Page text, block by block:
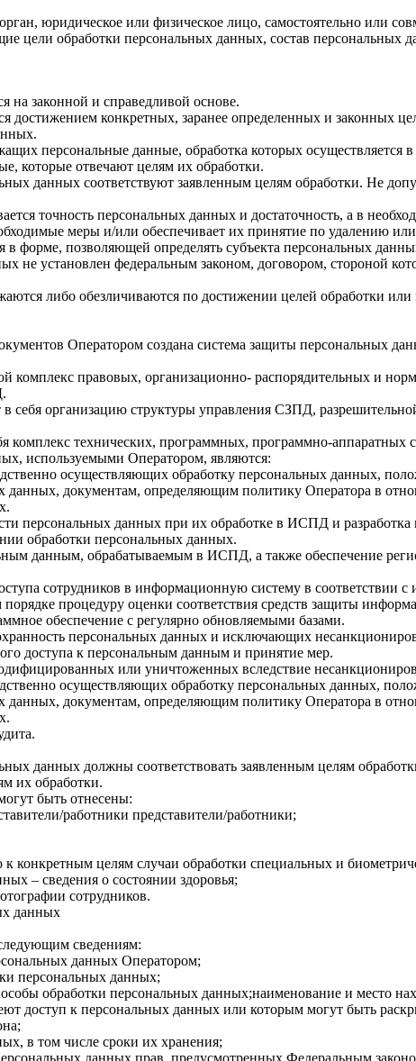
юридическое или физическое лицо, самостоятельно или
цели обработки персональных данных, состав персональных
на законной и справедливой основе.
достижением конкретных, заранее определенных и законных
персональные данные, обработка которых осуществляется
которые отвечают целям их обработки.
данных соответствуют заявленным целям обработки. Не
точность персональных данных и достаточность, а в
меры и/или обеспечивает их принятие по удалению
форме, позволяющей определять субъекта персональных
не установлен федеральным законом, договором, стороной
либо обезличиваются по достижении целей обработки
Оператором создана система защиты персональных
комплекс правовых, организационно- распорядительных и
себя организацию структуры управления СЗПД,
комплекс технических, программных, программно-
используемыми Оператором, являются:
осуществляющих обработку персональных данных,
данных, документам, определяющим политику Оператора в
персональных данных при их обработке в ИСПД и
обработки персональных данных.
данным, обрабатываемым в ИСПД, а также обеспечение
сотрудников в информационную систему в соответствии
процедуру оценки соответствия средств защиты
обеспечение с регулярно обновляемыми базами.
персональных данных и исключающих
доступа к персональным данным и принятие мер.
или уничтоженных вследствие
осуществляющих обработку персональных данных,
данных, документам, определяющим политику Оператора в
данных должны соответствовать заявленным целям
их обработки.
быть отнесены:
работники представители/работники;
конкретным целям случаи обработки специальных и
– сведения о состоянии здоровья;
сотрудников.
данных
сведениям:
данных Оператором;
персональных данных;
обработки персональных данных;наименование и место
доступ к персональных данных или которым могут быть
в том числе сроки их хранения;
данных прав, предусмотренных Федеральным